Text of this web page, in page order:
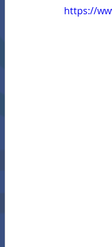
https://